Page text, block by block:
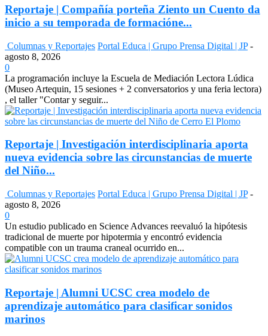
Reportaje | Compañía porteña Ziento un Cuento da
inicio a su temporada de formacióne...
Columnas y Reportajes Portal Educa | Grupo Prensa Digital | JP -
agosto 8, 2026
0
La programación incluye la Escuela de Mediación Lectora Lúdica
(Museo Artequin, 15 sesiones + 2 conversatorios y una feria lectora)
, el taller "Contar y seguir...
Reportaje | Investigación interdisciplinaria aporta
nueva evidencia sobre las circunstancias de muerte
del Niño...
Columnas y Reportajes Portal Educa | Grupo Prensa Digital | JP -
agosto 8, 2026
0
Un estudio publicado en Science Advances reevaluó la hipótesis
tradicional de muerte por hipotermia y encontró evidencia
compatible con un trauma craneal ocurrido en...
Reportaje | Alumni UCSC crea modelo de
aprendizaje automático para clasificar sonidos
marinos